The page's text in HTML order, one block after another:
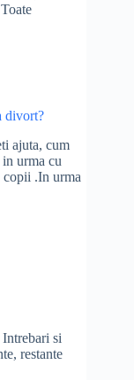
Toate
divort?
ajuta, cum
urma cu
copii .In urma
Intrebari si
, restante